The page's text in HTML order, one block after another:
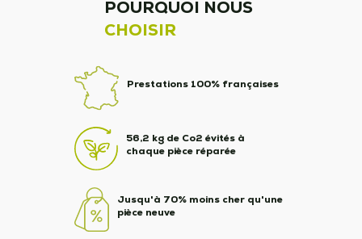
POURQUOI NOUS
CHOISIR
Prestations 100% françaises
56,2 kg de Co2 évités à
chaque pièce réparée
Jusqu'à 70% moins cher qu'une
pièce neuve